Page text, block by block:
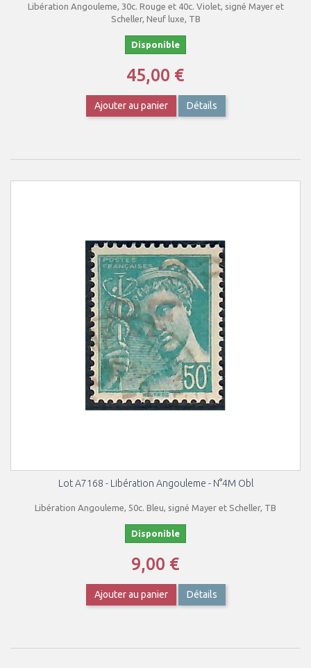
Libération Angouleme, 30c. Rouge et 40c. Violet, signé Mayer et
Scheller, Neuf luxe, TB
Disponible
45,00 €
Ajouter au panier Détails
Lot A7168 - Libération Angouleme - N°4M Obl
Libération Angouleme, 50c. Bleu, signé Mayer et Scheller, TB
Disponible
9,00 €
Ajouter au panier Détails